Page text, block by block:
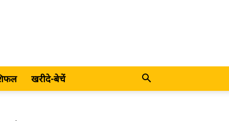
खरीदे-बेचें